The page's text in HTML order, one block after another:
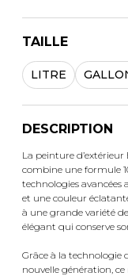
TAILLE
LITRE
DESCRIPTION
La peinture
combine une formule
technologies
et une couleur
à une grande variété
élégant qui conserve
Grâce à la technologie
nouvelle génération,